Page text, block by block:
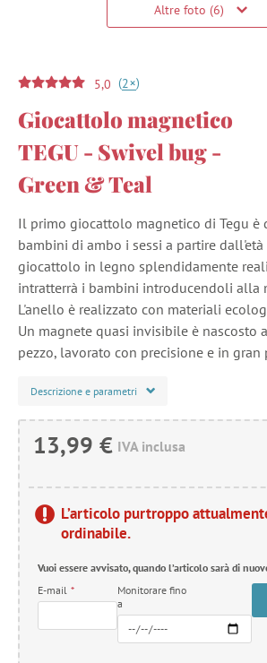
Altre foto (6)
5,0 (2+)
Giocattolo magnetico
TEGU - Swivel bug -
Green & Teal
Il primo giocattolo magnetico di Tegu è
bambini di ambo i sessi a partire dall'età
giocattolo in legno splendidamente
intratterrà i bambini introducendoli alla
L'anello è realizzato con materiali
Un magnete quasi invisibile è nascosto
pezzo, lavorato con precisione e in gran
Descrizione e parametri
13,99 € IVA inclusa
L’articolo purtroppo
ordinabile.
Vuoi essere avvisato, quando l’articolo sarà di
E-mail *
Monitorare fino
a